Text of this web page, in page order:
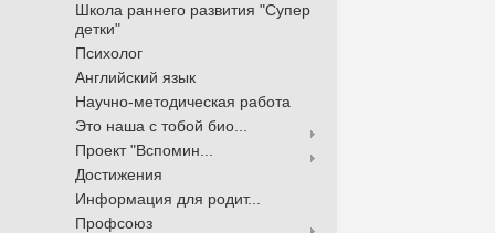
Школа раннего развития "Супер
детки"
Психолог
Английский язык
Научно-методическая работа
Это наша с тобой био...
Проект "Вспомин...
Достижения
Информация для родит...
Профсоюз